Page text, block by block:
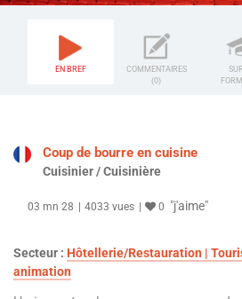
EN BREF
COMMENTAIRES
(0)
Coup de bourre en cuisine
Cuisinier / Cuisinière
03 mn 28 4033 vues 0 "j'aime"
Secteur : Hôtellerie/Restauration |
animation